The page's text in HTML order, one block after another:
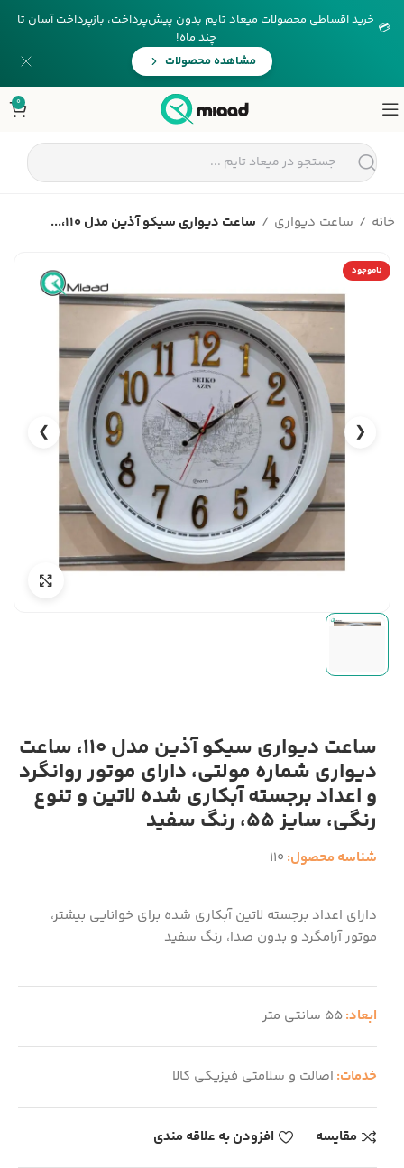
💳 خرید اقساطی محصولات میعاد تایم بدون پیش‌پرداخت، بازپرداخت آسان تا
چند ماه!
مشاهده محصولات
0
خانه ساعت دیواری ساعت دیواری سیکو آذین مدل 110،...
ناموجود
❮
❯
ساعت دیواری سیکو آذین مدل 110، ساعت
دیواری شماره مولتی، دارای موتور روانگرد
و اعداد برجسته آبکاری شده لاتین و تنوع
رنگی، سایز 55، رنگ سفید
شناسه محصول: 110
دارای اعداد برجسته لاتین آبکاری شده برای خوانایی بیشتر،
موتور آرامگرد و بدون صدا، رنگ سفید
ابعاد:55 سانتی متر
خدمات: اصالت و سلامتی فیزیکی کالا
مقایسه افزودن به علاقه مندی